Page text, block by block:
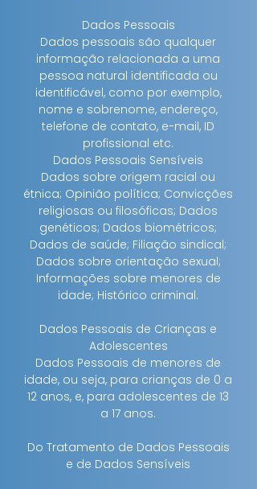
Dados Pessoais
Dados pessoais são qualquer
informação relacionada a uma
pessoa natural identificada ou
identificável, como por exemplo,
nome e sobrenome, endereço,
telefone de contato, e-mail, ID
profissional etc.
Dados Pessoais Sensíveis
Dados sobre origem racial ou
étnica; Opinião política; Convicções
religiosas ou filosóficas; Dados
genéticos; Dados biométricos;
Dados de saúde; Filiação sindical;
Dados sobre orientação sexual;
Informações sobre menores de
idade; Histórico criminal.
Dados Pessoais de Crianças e
Adolescentes
Dados Pessoais de menores de
idade, ou seja, para crianças de 0 a
12 anos, e, para adolescentes de 13
a 17 anos.
Do Tratamento de Dados Pessoais
e de Dados Sensíveis